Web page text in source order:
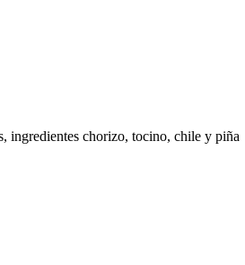
ingredientes chorizo, tocino, chile y piña